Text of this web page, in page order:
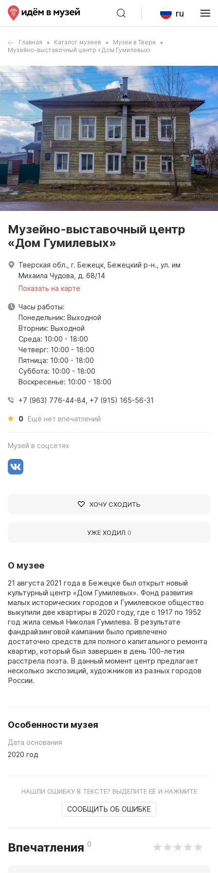
ru
Главная Каталог музеев
Музеи в Твери
Музейно-выставочный центр «Дом Гумилевых»
О музее
21 августа 2021 года в Бежецке был открыт новый
культурный центр «Дом Гумилевых». Фонд развития
малых исторических городов и Гумилевское общество
выкупили две квартиры в 2020 году, где с 1917 по 1952
год жила семья Николая Гумилева. В результате
фандрайзинговой кампании было привлечено
достаточно средств для полного капитального ремонта
квартир, который был завершен в день 100-летия
расстрела поэта. В данный момент центр предлагает
несколько экспозиций, художников из разных городов
России.
Особенности музея
Дата основания
2020 год
НАШЛИ ОШИБКУ В ТЕКСТЕ? ВЫДЕЛИТЕ ЕЁ И НАЖМИТЕ
СООБЩИТЬ ОБ ОШИБКЕ
Впечатления 0
Музейно-выставочный центр
«Дом Гумилевых»
Тверская обл., г. Бежецк, Бежецкий р-н., ул. им
Михаила Чудова, д. 68/14
Показать на карте
Часы работы:
Понедельник: Выходной
Вторник: Выходной
Среда: 10:00 - 18:00
Четверг: 10:00 - 18:00
Пятница: 10:00 - 18:00
Суббота: 10:00 - 18:00
Воскресенье: 10:00 - 18:00
+7 (963) 776-44-84, +7 (915) 165-56-31
0 Ещё нет впечатлений
Музей в соцсетях
ХОЧУ СХОДИТЬ
УЖЕ ХОДИЛ 0